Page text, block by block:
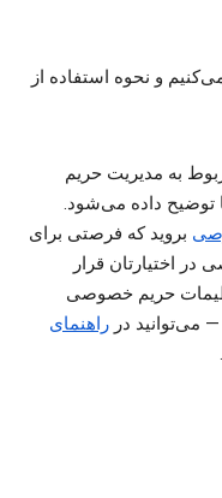
و نحوه استفاده از
به مدیریت حریم
داده می‌شود.
بروید که فرصتی برای
اختیارتان قرار
حریم خصوصی
می‌توانید در راهنمای